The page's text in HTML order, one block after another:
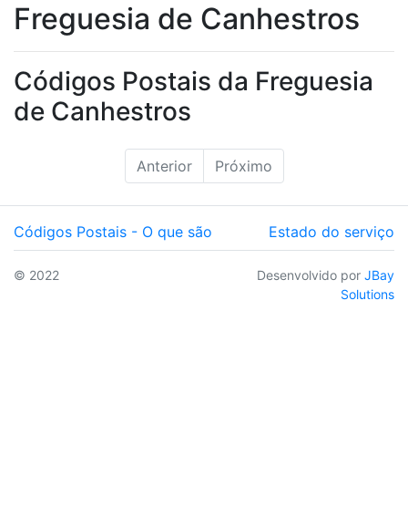
Freguesia de Canhestros
Códigos Postais da Freguesia
de Canhestros
Anterior Próximo
Códigos Postais - O que são Estado do serviço
© 2022 Desenvolvido por JBay
Solutions